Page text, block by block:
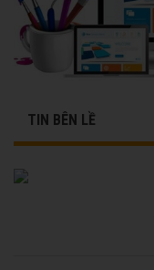
TIN BÊN LỀ